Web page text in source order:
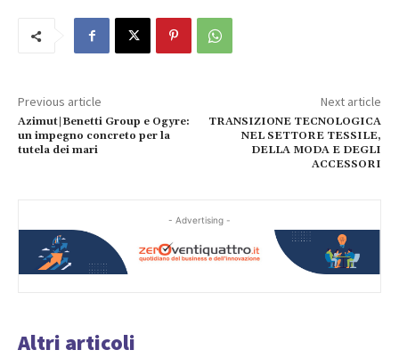
Previous article
Azimut|Benetti Group e Ogyre:
un impegno concreto per la
tutela dei mari
Next article
TRANSIZIONE TECNOLOGICA
NEL SETTORE TESSILE,
DELLA MODA E DEGLI
ACCESSORI
- Advertising -
Altri articoli